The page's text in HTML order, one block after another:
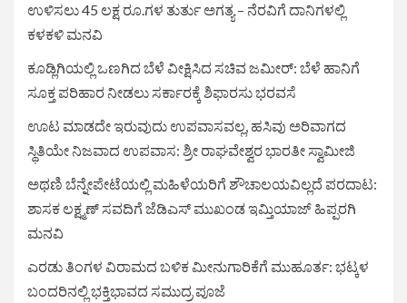
ಉಳಿಸಲು 45 ಲಕ್ಷ ರೂ.ಗಳ ತುರ್ತು ಅಗತ್ಯ – ನೆರವಿಗೆ ದಾನಿಗಳಲ್ಲಿ
ಕಳಕಳಿ ಮನವಿ
ಕೂಡ್ಲಿಗಿಯಲ್ಲಿ ಒಣಗಿದ ಬೆಳೆ ವೀಕ್ಷಿಸಿದ ಸಚಿವ ಜಮೀರ್: ಬೆಳೆ ಹಾನಿಗೆ
ಸೂಕ್ತ ಪರಿಹಾರ ನೀಡಲು ಸರ್ಕಾರಕ್ಕೆ ಶಿಫಾರಸು ಭರವಸೆ
ಊಟ ಮಾಡದೇ ಇರುವುದು ಉಪವಾಸವಲ್ಲ, ಹಸಿವು ಅರಿವಾಗದ
ಸ್ಥಿತಿಯೇ ನಿಜವಾದ ಉಪವಾಸ: ಶ್ರೀ ರಾಘವೇಶ್ವರ ಭಾರತೀ ಸ್ವಾಮೀಜಿ
ಅಥಣಿ ಬೆನ್ನೇಪೇಟೆಯಲ್ಲಿ ಮಹಿಳೆಯರಿಗೆ ಶೌಚಾಲಯವಿಲ್ಲದೆ ಪರದಾಟ:
ಶಾಸಕ ಲಕ್ಷ್ಮಣ್ ಸವದಿಗೆ ಜೆಡಿಎಸ್ ಮುಖಂಡ ಇಮ್ತಿಯಾಜ್ ಹಿಪ್ಪರಗಿ
ಮನವಿ
ಎರಡು ತಿಂಗಳ ವಿರಾಮದ ಬಳಿಕ ಮೀನುಗಾರಿಕೆಗೆ ಮುಹೂರ್ತ: ಭಟ್ಕಳ
ಬಂದರಿನಲ್ಲಿ ಭಕ್ತಿಭಾವದ ಸಮುದ್ರ ಪೂಜೆ